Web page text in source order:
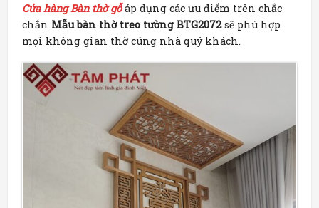
Cửa hàng Bàn thờ gỗáp dụng các ưu điểm trên chắc
chắn Mẫu bàn thờ treo tường BTG2072sẽ phù hợp
mọi không gian thờ cúng nhà quý khách.